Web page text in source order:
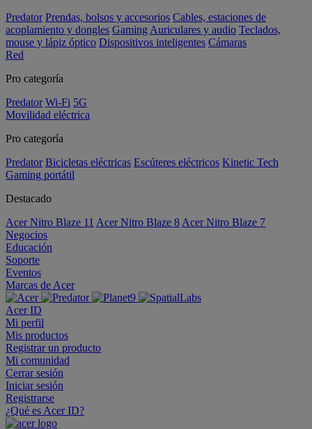
Predator Prendas, bolsos y accesorios Cables, estaciones de
acoplamiento y dongles Gaming Auriculares y audio Teclados,
mouse y lápiz óptico Dispositivos inteligentes Cámaras
Red
Pro categoría
Predator Wi-Fi 5G
Movilidad eléctrica
Pro categoría
Predator Bicicletas eléctricas Escúteres eléctricos Kinetic Tech
Gaming portátil
Destacado
Acer Nitro Blaze 11 Acer Nitro Blaze 8 Acer Nitro Blaze 7
Negocios
Educación
Soporte
Eventos
Marcas de Acer
Acer ID
Mi perfil
Mis productos
Registrar un producto
Mi comunidad
Cerrar sesión
Iniciar sesión
Registrarse
¿Qué es Acer ID?